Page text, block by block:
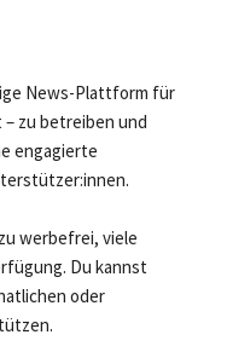
News-Plattform für
zu betreiben und
engagierte
werbefrei, viele
Du kannst
oder